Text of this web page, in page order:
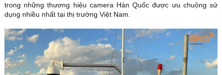
trong những thương hiệu camera Hàn Quốc được ưu chuộng sử
dụng nhiều nhất tại thị trường Việt Nam.